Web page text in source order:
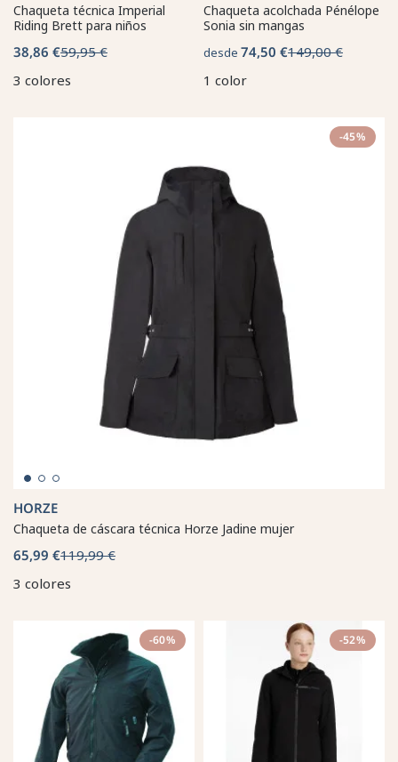
Chaqueta técnica Imperial
Riding Brett para niños
38,86 €59,95 €
3 colores
Chaqueta acolchada Pénélope
Sonia sin mangas
desde 74,50 €149,00 €
1 color
-45%
HORZE
Chaqueta de cáscara técnica Horze Jadine mujer
65,99 €119,99 €
3 colores
-60% -52%